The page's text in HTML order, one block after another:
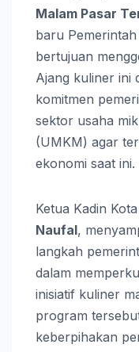
Malam Pasar
baru
bertujuan
Ajang kuliner ini
komitmen
sektor usaha
(UMKM) agar
ekonomi saat ini.
Ketua Kadin
Naufal,
langkah
dalam
inisiatif kuliner
program
keberpihakan